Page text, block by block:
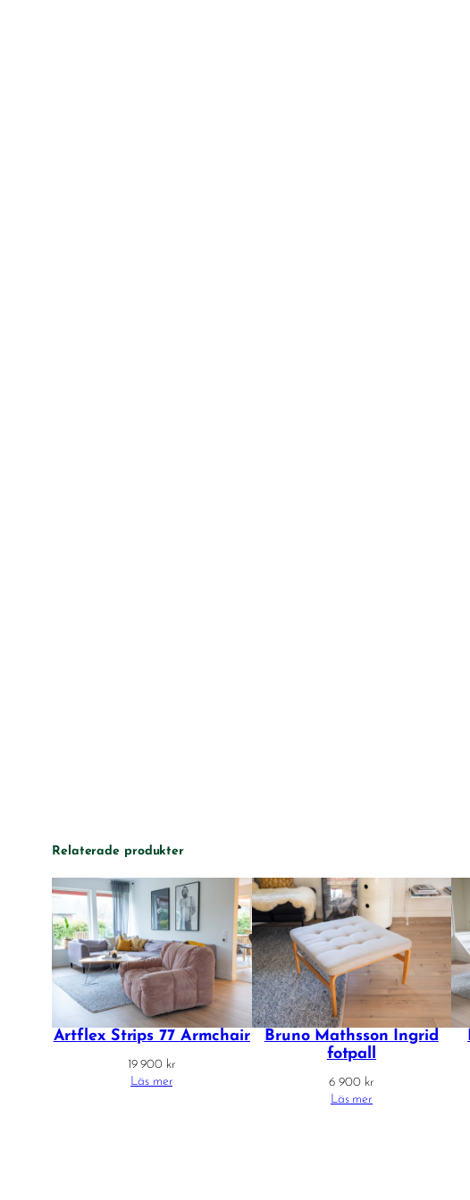
Relaterade produkter
Artflex Strips 77 Armchair
19 900 kr
Läs mer
Bruno Mathsson Ingrid
fotpall
6 900 kr
Läs mer